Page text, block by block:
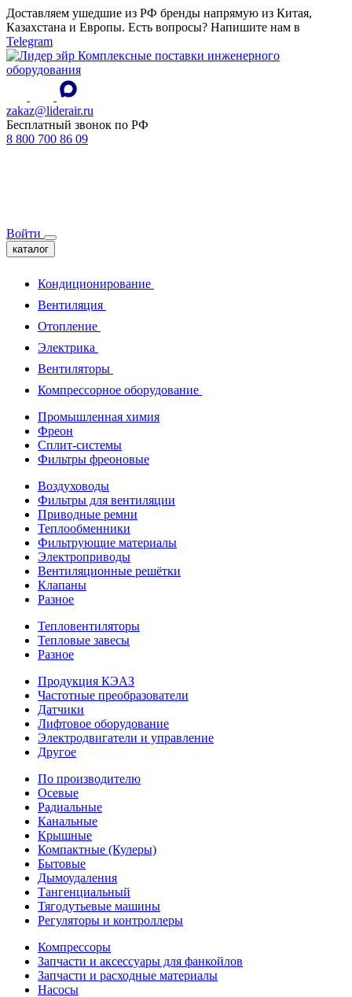
Доставляем ушедшие из РФ бренды напрямую из Китая,
Казахстана и Европы. Есть вопросы? Напишите нам в
Telegram
Комплексные поставки инженерного
оборудования
zakaz@liderair.ru
Бесплатный звонок по РФ
8 800 700 86 09
Войти
каталог
Кондиционирование
Вентиляция
Отопление
Электрика
Вентиляторы
Компрессорное оборудование
Промышленная химия
Фреон
Сплит-системы
Фильтры фреоновые
Воздуховоды
Фильтры для вентиляции
Приводные ремни
Теплообменники
Фильтрующие материалы
Электроприводы
Вентиляционные решётки
Клапаны
Разное
Тепловентиляторы
Тепловые завесы
Разное
Продукция КЭАЗ
Частотные преобразователи
Датчики
Лифтовое оборудование
Электродвигатели и управление
Другое
По производителю
Осевые
Радиальные
Канальные
Крышные
Компактные (Кулеры)
Бытовые
Дымоудаления
Тангенциальный
Тягодутьевые машины
Регуляторы и контроллеры
Компрессоры
Запчасти и аксессуары для фанкойлов
Запчасти и расходные материалы
Насосы